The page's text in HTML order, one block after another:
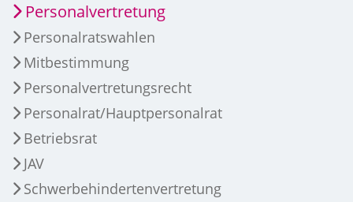
Personalvertretung
Personalratswahlen
Mitbestimmung
Personalvertretungsrecht
Personalrat/Hauptpersonalrat
Betriebsrat
JAV
Schwerbehindertenvertretung